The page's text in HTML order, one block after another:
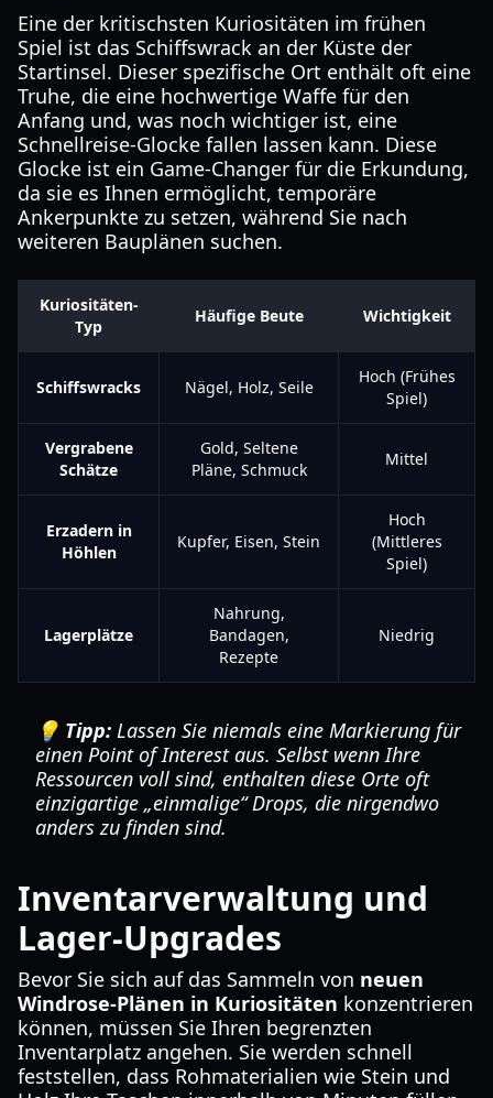
Eine der kritischsten Kuriositäten im frühen
Spiel ist das Schiffswrack an der Küste der
Startinsel. Dieser spezifische Ort enthält oft eine
Truhe, die eine hochwertige Waffe für den
Anfang und, was noch wichtiger ist, eine
Schnellreise-Glocke fallen lassen kann. Diese
Glocke ist ein Game-Changer für die Erkundung,
da sie es Ihnen ermöglicht, temporäre
Ankerpunkte zu setzen, während Sie nach
weiteren Bauplänen suchen.
Kuriositäten-
Typ
Häufige Beute Wichtigkeit
Schiffswracks Nägel, Holz, Seile
Hoch (Frühes
Spiel)
Vergrabene
Schätze
Gold, Seltene
Pläne, Schmuck
Mittel
Erzadern in
Höhlen
Kupfer, Eisen, Stein
Hoch
(Mittleres
Spiel)
Lagerplätze
Nahrung,
Bandagen,
Rezepte
Niedrig
💡 Tipp: Lassen Sie niemals eine Markierung für
einen Point of Interest aus. Selbst wenn Ihre
Ressourcen voll sind, enthalten diese Orte oft
einzigartige „einmalige“ Drops, die nirgendwo
anders zu finden sind.
Inventarverwaltung und
Lager-Upgrades
Bevor Sie sich auf das Sammeln von neuen
Windrose-Plänen in Kuriositäten konzentrieren
können, müssen Sie Ihren begrenzten
Inventarplatz angehen. Sie werden schnell
feststellen, dass Rohmaterialien wie Stein und